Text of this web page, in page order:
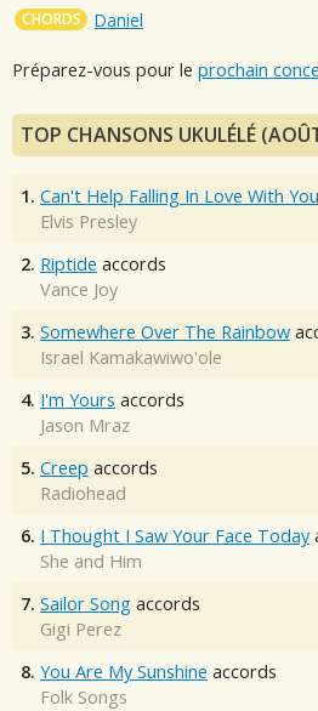
CHORDS Daniel
Préparez-vous pour le prochain
TOP CHANSONS UKULÉLÉ
1. Can't Help Falling In Love With You
Elvis Presley
2. Riptide accords
Vance Joy
3. Somewhere Over The Rainbow
Israel Kamakawiwo'ole
4. I'm Yours accords
Jason Mraz
5. Creep accords
Radiohead
6. I Thought I Saw Your Face Today
She and Him
7. Sailor Song accords
Gigi Perez
8. You Are My Sunshine accords
Folk Songs